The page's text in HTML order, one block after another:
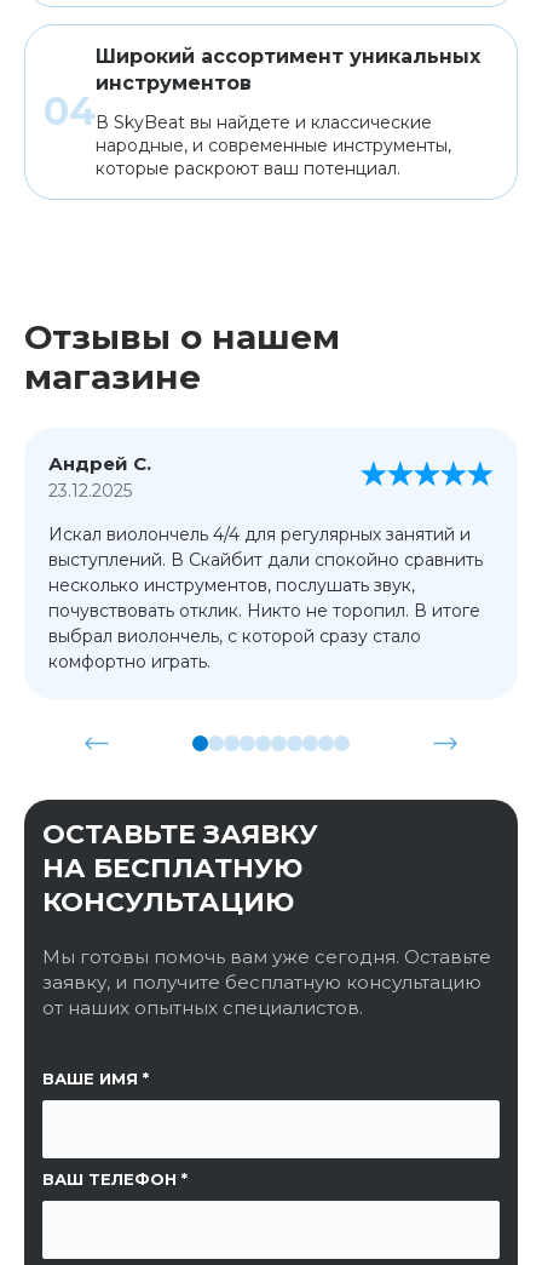
Широкий ассортимент уникальных
инструментов
В SkyBeat вы найдете и классические
народные, и современные инструменты,
которые раскроют ваш потенциал.
Отзывы о нашем
магазине
Андрей С.
23.12.2025
Искал виолончель 4/4 для регулярных занятий и
выступлений. В Скайбит дали спокойно сравнить
несколько инструментов, послушать звук,
почувствовать отклик. Никто не торопил. В итоге
выбрал виолончель, с которой сразу стало
комфортно играть.
ОСТАВЬТЕ ЗАЯВКУ
НА БЕСПЛАТНУЮ
КОНСУЛЬТАЦИЮ
Мы готовы помочь вам уже сегодня. Оставьте
заявку, и получите бесплатную консультацию
от наших опытных специалистов.
ВАШЕ ИМЯ
ВАШ ТЕЛЕФОН
ССЫЛКА НА СТРАНИЦУ